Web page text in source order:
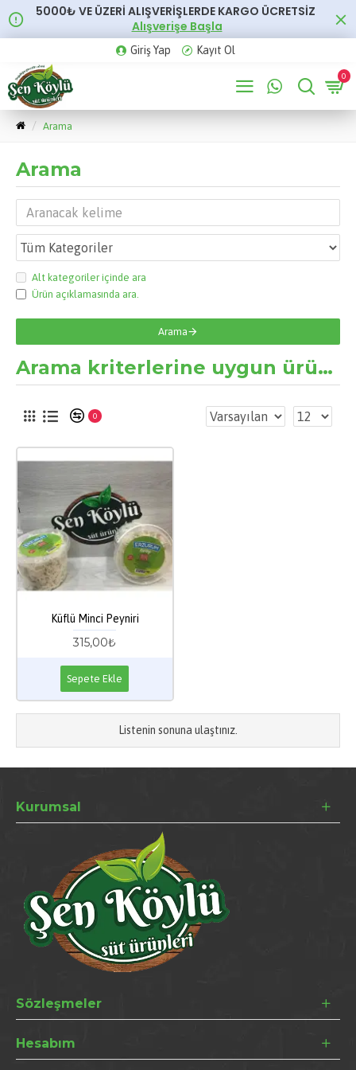
5000₺ VE ÜZERİ ALIŞVERİŞLERDE KARGO ÜCRETSİZ
Alışverişe Başla
Giriş Yap Kayıt Ol
0
Arama
Arama
Alt kategoriler içinde ara
Ürün açıklamasında ara.
Arama
Arama kriterlerine uygun ürünler
0
Küflü Minci Peyniri
315,00₺
Sepete Ekle
Listenin sonuna ulaştınız.
Kurumsal
Sözleşmeler
Hesabım